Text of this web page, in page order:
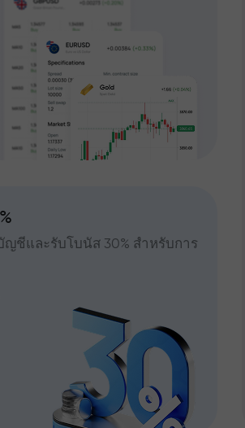
ญชีและรับโบนัส 30% สำหรับการ